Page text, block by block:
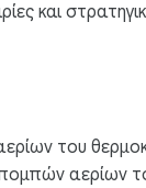
και
του
αερίων